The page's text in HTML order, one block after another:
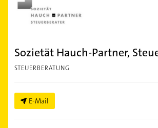
Sozietät Hauch-Partner,
STEUERBERATUNG
E-Mail